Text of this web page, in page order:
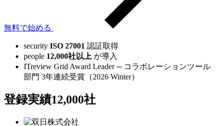
無料で始める
security ISO 27001 認証取得
people 12,000社以上 が導入
ITreview Grid Award Leader ─ コラボレーションツール
部門 3年連続受賞（2026 Winter）
登録実績12,000社